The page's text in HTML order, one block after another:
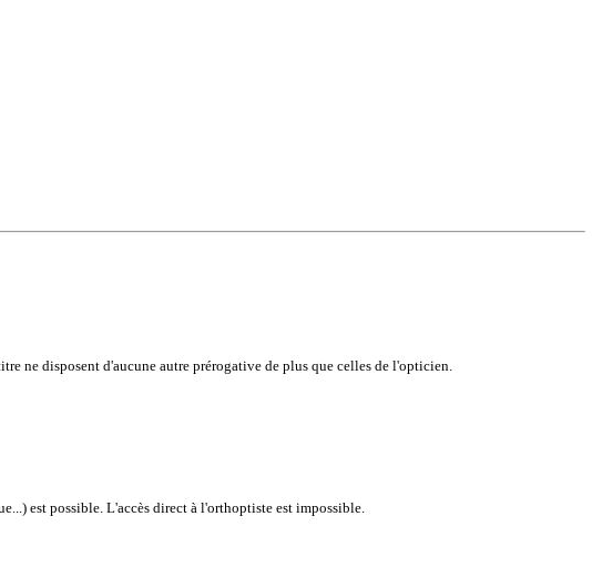
ne disposent d'aucune autre prérogative de plus que celles de l'opticien.
est possible. L'accès direct à l'orthoptiste est impossible.